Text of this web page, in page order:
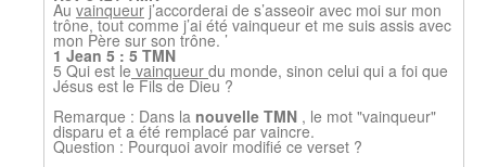
Au vainqueur j’accorderai de s’asseoir avec moi sur mon
trône, tout comme j’ai été vainqueur et me suis assis avec
mon Père sur son trône. ’
1 Jean 5 : 5 TMN
5 Qui est le vainqueur du monde, sinon celui qui a foi que
Jésus est le Fils de Dieu ?
Remarque : Dans la nouvelle TMN , le mot "vainqueur"
disparu et a été remplacé par vaincre.
Question : Pourquoi avoir modifié ce verset ?